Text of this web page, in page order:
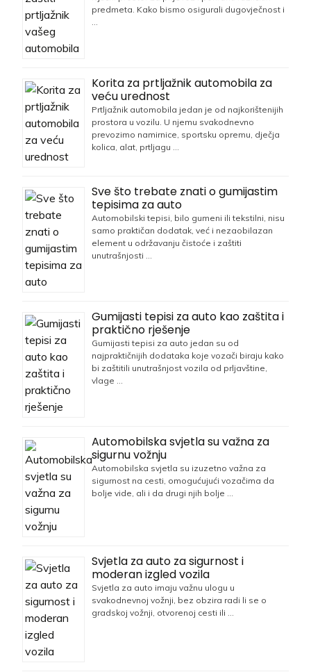
predmeta. Kako bismo osigurali dugovječnost i
Korita za prtljažnik automobila za
veću urednost
Prtljažnik automobila jedan je od najkorištenijih
prostora u vozilu. U njemu svakodnevno
prevozimo namirnice, sportsku opremu, dječja
kolica, alat, prtljagu …
Sve što trebate znati o gumijastim
tepisima za auto
Automobilski tepisi, bilo gumeni ili tekstilni, nisu
samo praktičan dodatak, već i nezaobilazan
element u održavanju čistoće i zaštiti
unutrašnjosti …
Gumijasti tepisi za auto kao zaštita i
praktično rješenje
Gumijasti tepisi za auto jedan su od
najpraktičnijih dodataka koje vozači biraju kako
bi zaštitili unutrašnjost vozila od prljavštine,
vlage …
Automobilska svjetla su važna za
sigurnu vožnju
Automobilska svjetla su izuzetno važna za
sigurnost na cesti, omogućujući vozačima da
bolje vide, ali i da drugi njih bolje …
Svjetla za auto za sigurnost i
moderan izgled vozila
Svjetla za auto imaju važnu ulogu u
svakodnevnoj vožnji, bez obzira radi li se o
gradskoj vožnji, otvorenoj cesti ili …